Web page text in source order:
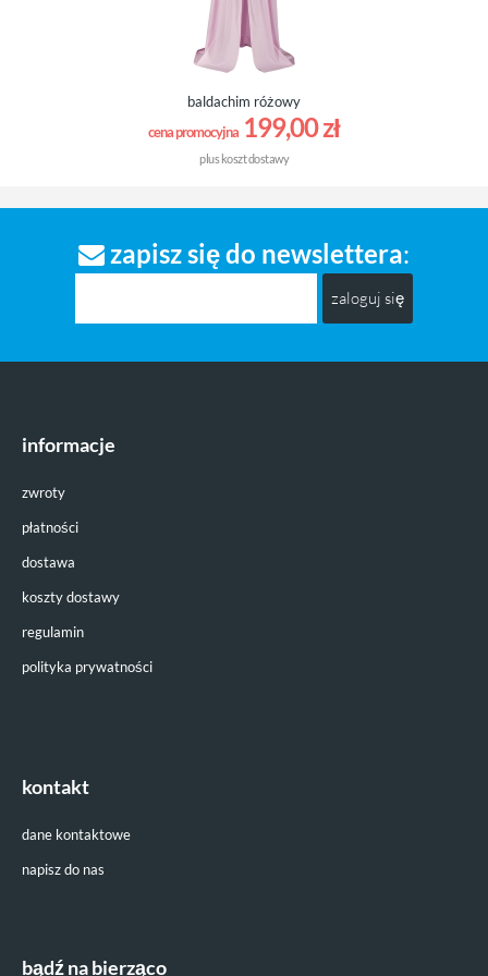
baldachim różowy
cena promocyjna 199,00 zł
pluskoszt dostawy
zapisz się do newslettera
zaloguj się
informacje
zwroty
płatności
dostawa
koszty dostawy
regulamin
polityka prywatności
kontakt
dane kontaktowe
napisz do nas
bądź na bierząco